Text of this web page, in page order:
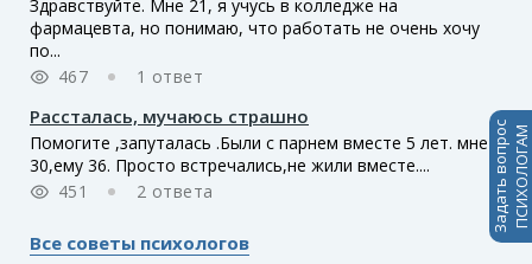
Здравствуйте. Мне 21, я учусь в колледже на
фармацевта, но понимаю, что работать не очень хочу
по...
467
1 ответ
Рассталась, мучаюсь страшно
Помогите ,запуталась .Были с парнем вместе 5 лет. мне
30,ему 36. Просто встречались,не жили вместе....
451
2 ответа
Все советы психологов
Задать вопросПСИХОЛОГАМ